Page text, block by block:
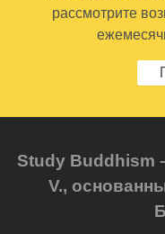
рассмотрите
Study Buddhism
V.,